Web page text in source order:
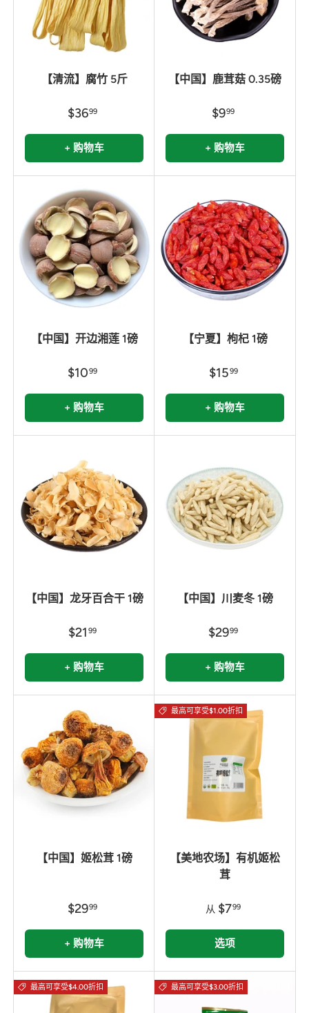
【清流】腐竹 5斤
$3699
+ 购物车
【中国】鹿茸菇 0.35磅
$999
+ 购物车
【中国】开边湘莲 1磅
$1099
+ 购物车
【宁夏】枸杞 1磅
$1599
+ 购物车
【中国】龙牙百合干 1磅
$21 99
+ 购物车
【中国】川麦冬 1磅
$2999
+ 购物车
【中国】姬松茸 1磅
$2999
+ 购物车
最高可享受$1.00折扣
【美地农场】有机姬松
茸
从 $799
选项
最高可享受$4.00折扣 最高可享受$3.00折扣